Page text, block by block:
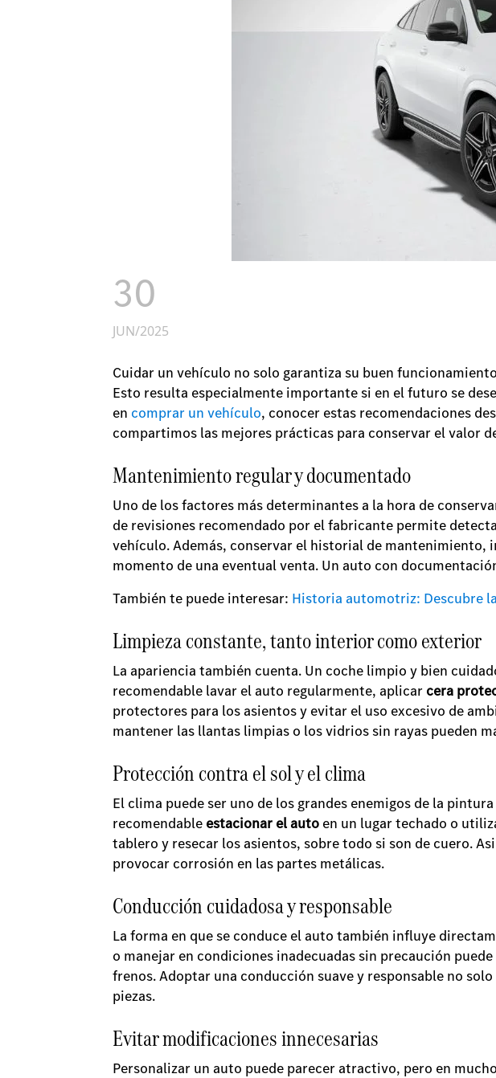
30
JUN/2025
Cuidar un vehículo no solo garantiza su buen
Esto resulta especialmente importante si en el futuro se
en comprar un vehículo, conocer estas recomendaciones
compartimos las mejores prácticas para conservar el valor
Mantenimiento regular y documentado
Uno de los factores más determinantes a la hora de
de revisiones recomendado por el fabricante permite
vehículo. Además, conservar el historial de
momento de una eventual venta. Un auto con
También te puede interesar: Historia automotriz: Descubre
Limpieza constante, tanto interior como exterior
La apariencia también cuenta. Un coche limpio y bien
recomendable lavar el auto regularmente, aplicar cera
protectores para los asientos y evitar el uso excesivo de
mantener las llantas limpias o los vidrios sin rayas pueden
Protección contra el sol y el clima
El clima puede ser uno de los grandes enemigos de la
recomendable estacionar el auto en un lugar techado o
tablero y resecar los asientos, sobre todo si son de cuero.
provocar corrosión en las partes metálicas.
Conducción cuidadosa y responsable
La forma en que se conduce el auto también influye
o manejar en condiciones inadecuadas sin precaución
frenos. Adoptar una conducción suave y responsable no
piezas.
Evitar modificaciones innecesarias
Personalizar un auto puede parecer atractivo, pero en